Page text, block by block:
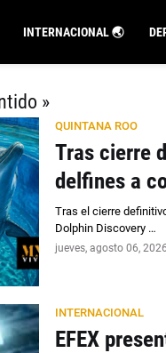
INTERNACIONAL 🌏
»
QUINTANA ROO
Tras cierre
delfines a
Tras el cierre
Dolphin Discovery …
jueves, agosto 06, 2026
INTERNACIONAL
EFEX